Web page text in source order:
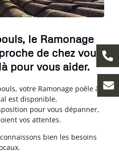
le Ramonage
de chez vous,
pour vous aider.
votre Ramonage poêle à
est disponible.
pour vous dépanner,
vos attentes.
bien les besoins